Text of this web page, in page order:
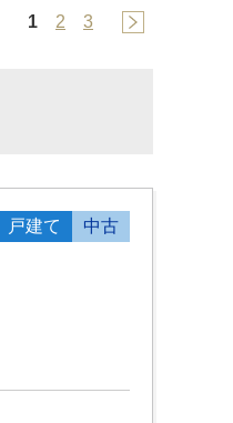
1 2 3
戸建て 中古